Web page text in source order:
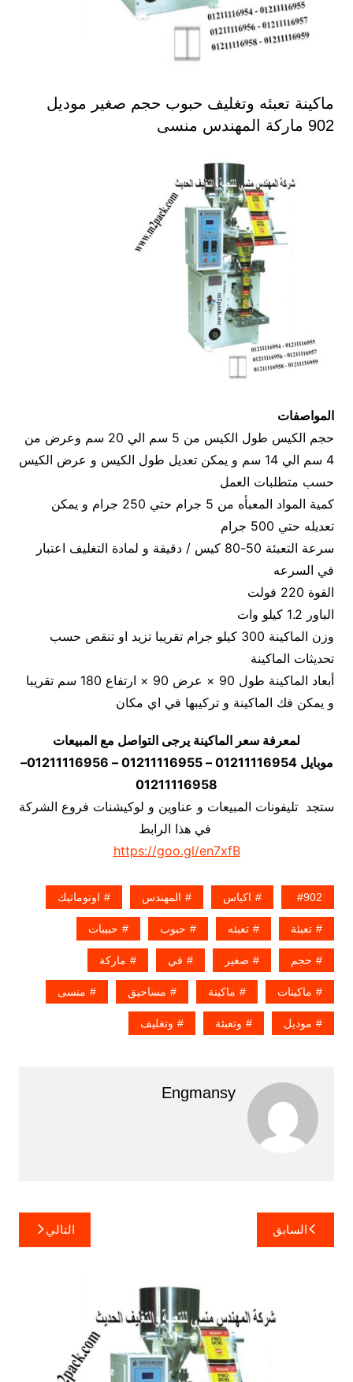
ماكينة تعبئه وتغليف حبوب حجم صغير موديل
902 ماركة المهندس منسى
المواصفات
حجم الكيس طول الكيس من 5 سم الي 20 سم وعرض من
4 سم الي 14 سم و يمكن تعديل طول الكيس و عرض الكيس
حسب متطلبات العمل
كمية المواد المعبأه من 5 جرام حتي 250 جرام و يمكن
تعديله حتي 500 جرام
سرعة التعبئة 50-80 كيس / دقيقة و لمادة التغليف اعتبار
في السرعه
القوة 220 فولت
الباور 1.2 كيلو وات
وزن الماكينة 300 كيلو جرام تقريبا تزيد او تنقص حسب
تحديثات الماكينة
أبعاد الماكينة طول 90 × عرض 90 × ارتفاع 180 سم تقريبا
و يمكن فك الماكينة و تركيبها في اي مكان
لمعرفة سعر الماكينة يرجى التواصل مع المبيعات
موبايل 01211116954 – 01211116955 – 01211116956–
01211116958
ستجد تليفونات المبيعات و عناوين و لوكيشنات فروع الشركة
في هذا الرابط
https://goo.gl/en7xfB
902 اكياس المهندس اوتوماتيك
تعبئة تعبئه حبوب حبيبات
حجم صغير في ماركة
ماكينات ماكينة مساحيق منسى
موديل وتعبئة وتغليف
Engmansy
تصفّح
المقالات
السابق التالي